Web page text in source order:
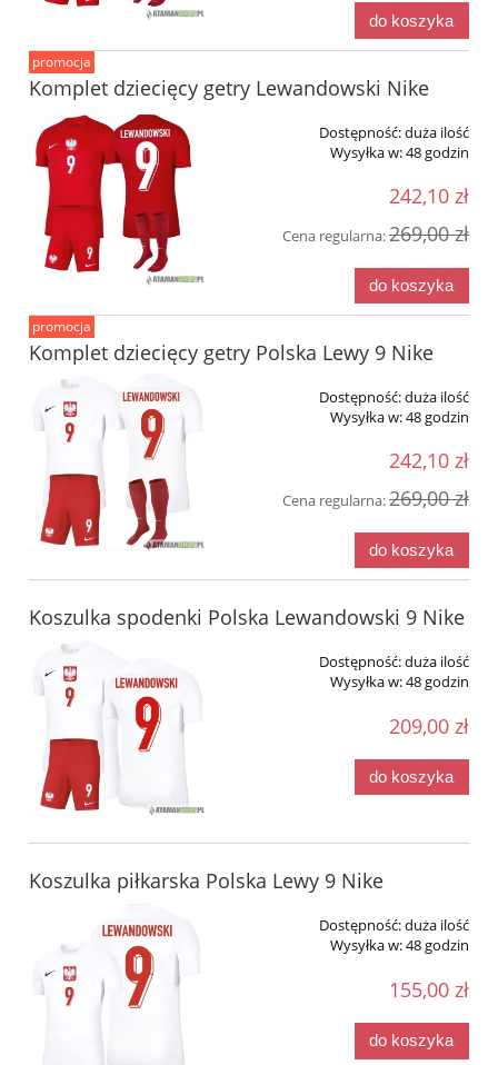
do koszyka
Komplet dziecięcy getry Lewandowski Nike
Dostępność:duża ilość
Wysyłka w:48 godzin
242,10 zł
Cena regularna:269,00 zł
do koszyka
promocja
Komplet dziecięcy getry Polska Lewy 9 Nike
Dostępność:duża ilość
Wysyłka w:48 godzin
242,10 zł
Cena regularna:269,00 zł
do koszyka
promocja
Koszulka spodenki Polska Lewandowski 9 Nike
Dostępność:duża ilość
Wysyłka w:48 godzin
209,00 zł
do koszyka
Koszulka piłkarska Polska Lewy 9 Nike
Dostępność:duża ilość
Wysyłka w:48 godzin
155,00 zł
do koszyka